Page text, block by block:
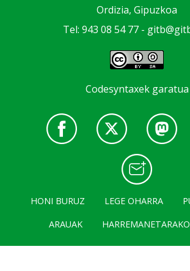
Ordizia, Gipuzkoa
Tel: 943 08 54 77 -
Codesyntaxek garatua
HONI BURUZ LEGE OHARRA
ARAUAK
HARREMANETARAKO